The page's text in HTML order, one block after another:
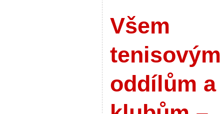
Všem
tenisovým
oddílům a